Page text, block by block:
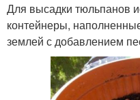
Для высадки тюльпанов
контейнеры,
землей с добавлением